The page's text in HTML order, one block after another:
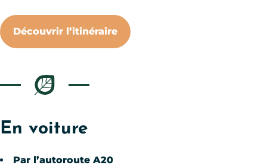
Découvrir l’itinéraire
En voiture
Par l’autoroute A20